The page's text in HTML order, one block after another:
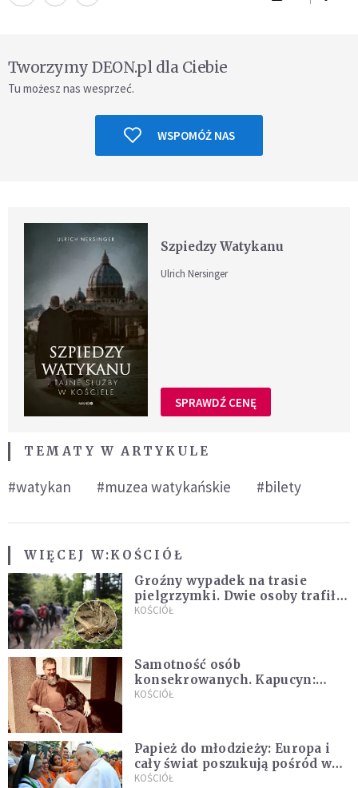
Tworzymy DEON.pl dla Ciebie
Tu możesz nas wesprzeć.
WSPOMÓŻ NAS
Szpiedzy Watykanu
Ulrich Nersinger
SPRAWDŹ CENĘ
TEMATY W ARTYKULE
#watykan #muzea watykańskie #bilety
WIĘCEJ W:KOŚCIÓŁ
Groźny wypadek na trasie
pielgrzymki. Dwie osoby trafiły
do szpitala
KOŚCIÓŁ
Samotność osób
konsekrowanych. Kapucyn:
Życie w pojedynkę rzadko jest
KOŚCIÓŁ
Papież do młodzieży: Europa i
cały świat poszukują pośród was
nowych świętych
KOŚCIÓŁ